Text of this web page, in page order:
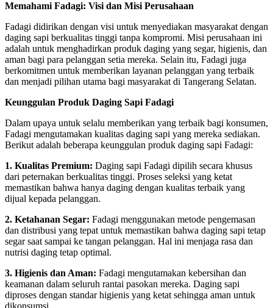
Memahami Fadagi: Visi dan Misi Perusahaan
Fadagi didirikan dengan visi untuk menyediakan masyarakat dengan
daging sapi berkualitas tinggi tanpa kompromi. Misi perusahaan ini
adalah untuk menghadirkan produk daging yang segar, higienis, dan
aman bagi para pelanggan setia mereka. Selain itu, Fadagi juga
berkomitmen untuk memberikan layanan pelanggan yang terbaik
dan menjadi pilihan utama bagi masyarakat di Tangerang Selatan.
Keunggulan Produk Daging Sapi Fadagi
Dalam upaya untuk selalu memberikan yang terbaik bagi konsumen,
Fadagi mengutamakan kualitas daging sapi yang mereka sediakan.
Berikut adalah beberapa keunggulan produk daging sapi Fadagi:
1. Kualitas Premium: Daging sapi Fadagi dipilih secara khusus
dari peternakan berkualitas tinggi. Proses seleksi yang ketat
memastikan bahwa hanya daging dengan kualitas terbaik yang
dijual kepada pelanggan.
2. Ketahanan Segar: Fadagi menggunakan metode pengemasan
dan distribusi yang tepat untuk memastikan bahwa daging sapi tetap
segar saat sampai ke tangan pelanggan. Hal ini menjaga rasa dan
nutrisi daging tetap optimal.
3. Higienis dan Aman: Fadagi mengutamakan kebersihan dan
keamanan dalam seluruh rantai pasokan mereka. Daging sapi
diproses dengan standar higienis yang ketat sehingga aman untuk